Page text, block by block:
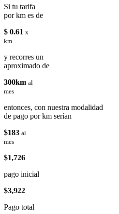
Si tu tarifa
por km es de
$ 0.61 x
km
y recorres un
aproximado de
300km al
mes
entonces, con nuestra modalidad
de pago por km serían
$183 al
mes
$1,726
pago inicial
$3,922
Pago total